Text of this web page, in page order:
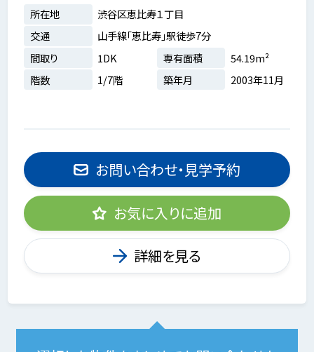
所在地
渋谷区恵比寿１丁目
交通
山手線「恵比寿」駅徒歩7分
間取り
1DK 専有面積
54.19m²
階数
1/7階 築年月 2003年11月
お問い合わせ・見学予約
お気に入りに追加
詳細を見る